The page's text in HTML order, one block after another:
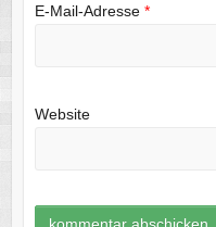
E-Mail-Adresse *
Website